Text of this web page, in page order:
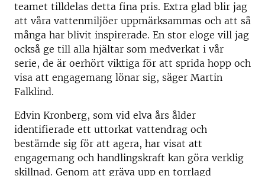
teamet tilldelas detta fina pris. Extra glad blir jag
att våra vattenmiljöer uppmärksammas och att så
många har blivit inspirerade. En stor eloge vill jag
också ge till alla hjältar som medverkat i vår
serie, de är oerhört viktiga för att sprida hopp och
visa att engagemang lönar sig, säger Martin
Falklind.
Edvin Kronberg, som vid elva års ålder
identifierade ett uttorkat vattendrag och
bestämde sig för att agera, har visat att
engagemang och handlingskraft kan göra verklig
skillnad. Genom att gräva upp en torrlagd